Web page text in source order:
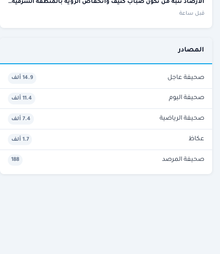
الأرصاد تنبه من تكوّن ضباب كثيف وانخفاض الرؤية بالمنطقة الشرقية…
قبل ساعة
المصادر
صحيفة عاجل 14.9 ألف
صحيفة اليوم 11.4 ألف
صحيفة الرياضية 7.4 ألف
عكاظ 1.7 ألف
صحيفة المرصد 188